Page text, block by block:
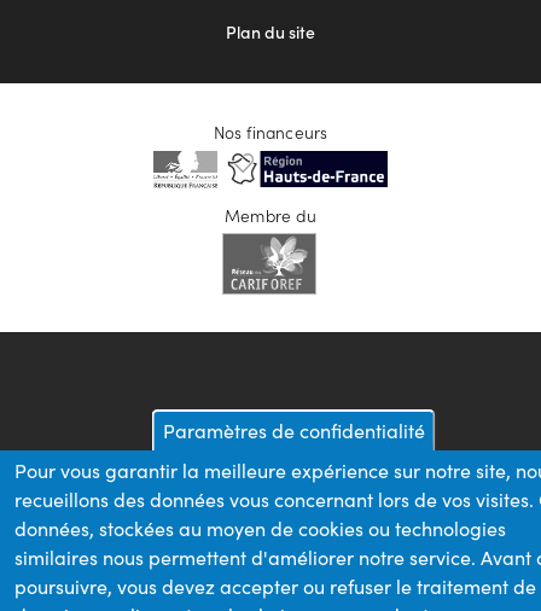
Plan du site
Nos financeurs
Membre du
Paramètres de confidentialité
Pour vous garantir la meilleure expérience sur notre site,
recueillons des données vous concernant lors de vos visites.
données, stockées au moyen de cookies ou technologies
similaires nous permettent d'améliorer notre service. Avant
poursuivre, vous devez accepter ou refuser le traitement de